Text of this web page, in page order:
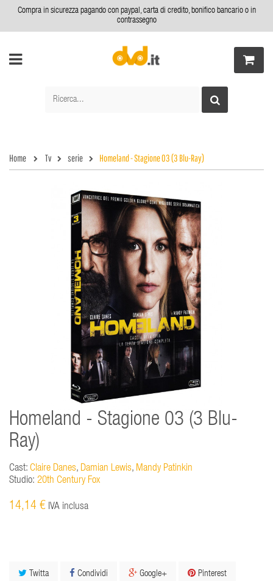
Compra in sicurezza pagando con paypal, carta di credito, bonifico bancario o in
contrassegno
Home Tv serie Homeland - Stagione 03 (3 Blu-Ray)
Homeland - Stagione 03 (3 Blu-
Ray)
Cast: Claire Danes, Damian Lewis, Mandy Patinkin
Studio: 20th Century Fox
14,14 € IVA inclusa
Twitta Condividi Google+ Pinterest